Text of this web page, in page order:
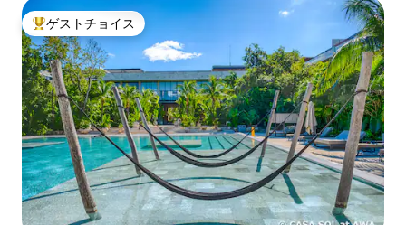
大好評のゲストチョイスです。
ゲストチョイス